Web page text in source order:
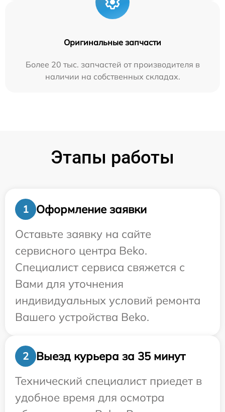
Оригинальные запчасти
Более 20 тыс. запчастей от производителя в
наличии на собственных складах.
Этапы работы
1
Оформление заявки
Оставьте заявку на сайте
сервисного центра Beko.
Специалист сервиса свяжется с
Вами для уточнения
индивидуальных условий ремонта
Вашего устройства Beko.
2
Выезд курьера за 35 минут
Технический специалист приедет в
удобное время для осмотра